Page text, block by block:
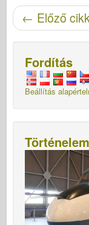
Cikk navigáció
← Előző
Fordítás
Beállítás